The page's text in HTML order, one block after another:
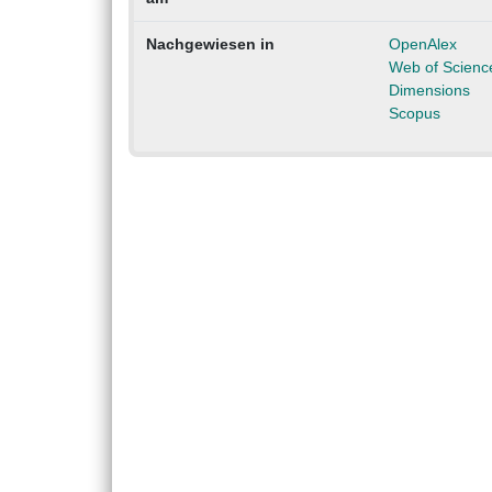
Nachgewiesen in
OpenAlex
Web of
Dimensions
Scopus